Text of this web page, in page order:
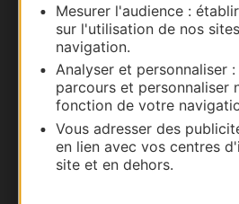
Mesurer l'audience :
sur l'utilisation de nos
navigation.
Analyser et personnaliser
parcours et personnaliser
fonction de votre
Vous adresser des
en lien avec vos centres
site et en dehors.
Carte interactive
Documentation